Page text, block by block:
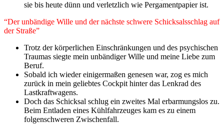
sie bis heute dünn und verletzlich wie Pergamentpapier ist.
“Der unbändige Wille und der nächste schwere Schicksalsschlag auf
der Straße”
​Trotz der körperlichen Einschränkungen und des psychischen
Traumas siegte mein unbändiger Wille und meine Liebe zum
Beruf.
Sobald ich wieder einigermaßen genesen war, zog es mich
zurück in mein geliebtes Cockpit hinter das Lenkrad des
Lastkraftwagens.
Doch das Schicksal schlug ein zweites Mal erbarmungslos zu.
Beim Entladen eines Kühlfahrzeuges kam es zu einem
folgenschweren Zwischenfall.